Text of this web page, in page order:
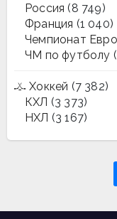
Россия (8 749)
Франция (1 040)
Чемпионат
ЧМ по футболу
Хоккей (7 382)
КХЛ (3 373)
НХЛ (3 167)